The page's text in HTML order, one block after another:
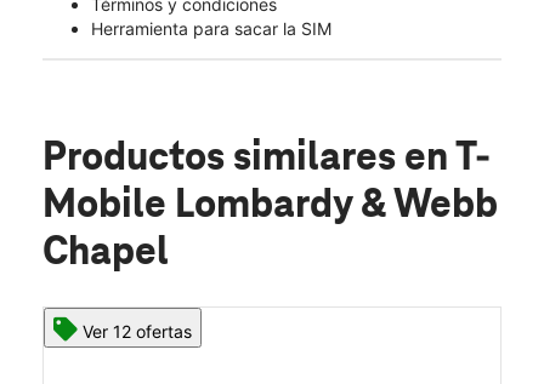
Herramienta para sacar la SIM
Productos similares en T-
Mobile Lombardy & Webb
Chapel
Ver 12 ofertas